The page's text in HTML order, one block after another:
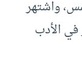
واشتهر
في الأدب